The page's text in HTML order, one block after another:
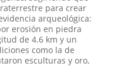
para crear
arqueológica:
erosión en piedra
de 4.6 km y un
como la de
esculturas y oro,